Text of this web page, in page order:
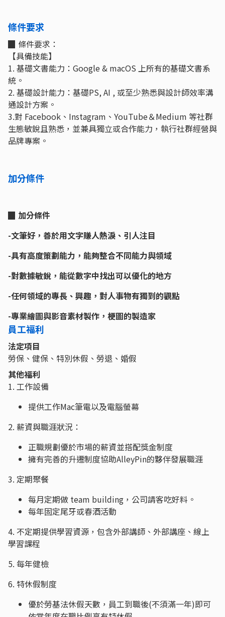
條件要求
▉ 條件要求：
【具備技能】
1. 基礎文書能力：Google & macOS 上所有的基礎文書系
統。
2. 基礎設計能力：基礎PS, AI , 或至少熟悉與設計師效率溝
通設計方案。
3.對 Facebook、Instagram、YouTube＆Medium 等社群
生態敏銳且熟悉，並兼具獨立或合作能力，執行社群經營與
品牌專案。
加分條件
▉ 加分條件
-文筆好，善於用文字賺人熱淚、引人注目
-具有高度策劃能力，能夠整合不同能力與領域
-對數據敏銳，能從數字中找出可以優化的地方
-任何領域的專長、興趣，對人事物有獨到的觀點
-專業繪圖與影音素材製作，梗圖的製造家
員工福利
法定項目
勞保、健保、特別休假、勞退、婚假
其他福利
1. 工作設備
提供工作Mac筆電以及電腦螢幕
2. 薪資與職涯狀況：
正職規劃優於市場的薪資並搭配獎金制度
擁有完善的升遷制度協助AlleyPin的夥伴發展職涯
3. 定期聚餐
每月定期做 team building，公司請客吃好料。
每年固定尾牙或春酒活動
4. 不定期提供學習資源，包含外部講師、外部講座、線上
學習課程
5. 每年健檢
6. 特休假制度
優於勞基法休假天數，員工到職後(不須滿一年)即可